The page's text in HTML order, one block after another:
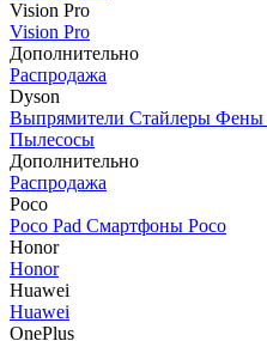
Vision Pro
Vision Pro
Дополнительно
Распродажа
Dyson
Выпрямители Стайлеры Фены
Пылесосы
Дополнительно
Распродажа
Poco
Poco Pad Смартфоны Poco
Honor
Honor
Huawei
Huawei
OnePlus